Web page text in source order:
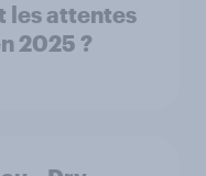
les attentes
2025 ?